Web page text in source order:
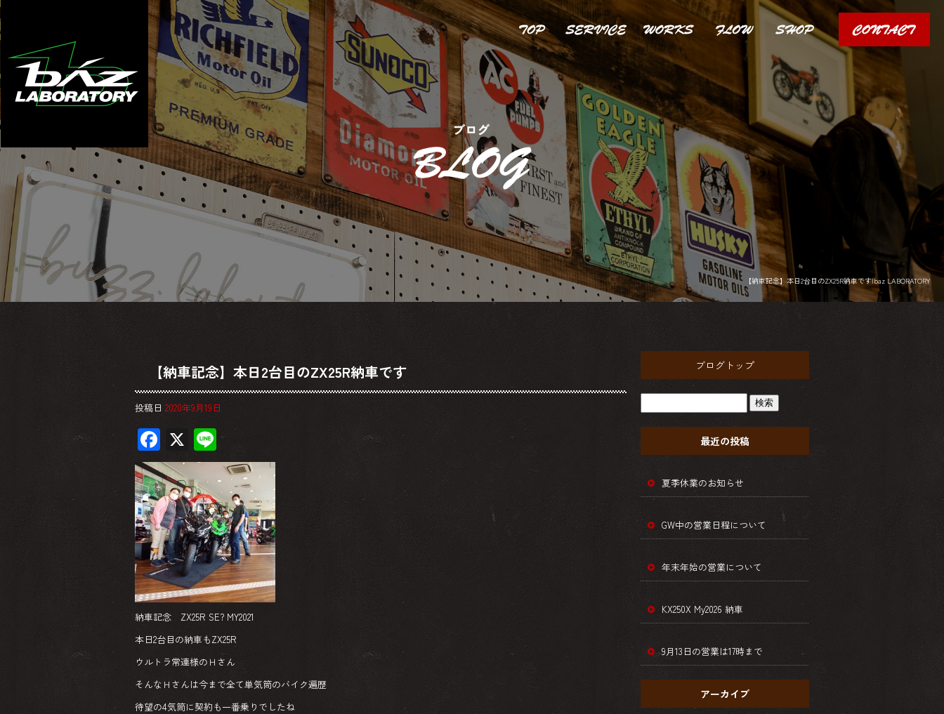
【納車記念】本日2台目のZX25R納車です|baz LABORATORY
【納車記念】本日2台目のZX25R納車です
投稿日 2020年9月19日
F
ac
e
b
o
ok
X Li
ne
納車記念 ZX25R SE? MY2021
本日2台目の納車もZX25R
ウルトラ常連様のＨさん
そんなＨさんは今まで全て単気筒のバイク遍歴
待望の4気筒に契約も一番乗りでしたね
ブログトップ
最近の投稿
夏季休業のお知らせ
GW中の営業日程について
年末年始の営業について
KX250X My2026 納車
9月13日の営業は17時まで
アーカイブ